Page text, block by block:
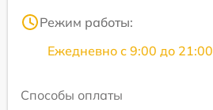
Режим работы:
Ежедневно с 9:00 до 21:00
Способы оплаты